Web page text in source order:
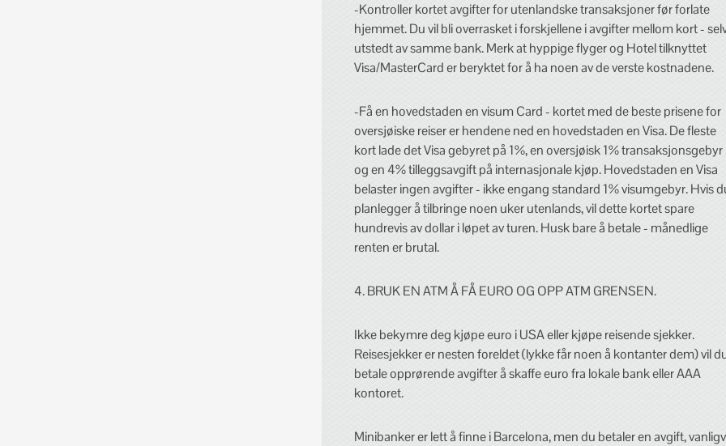
-Kontroller kortet avgifter for utenlandske transaksjoner før forlate
hjemmet. Du vil bli overrasket i forskjellene i avgifter mellom kort -
utstedt av samme bank. Merk at hyppige flyger og Hotel tilknyttet
Visa/MasterCard er beryktet for å ha noen av de verste kostnadene.
-Få en hovedstaden en visum Card - kortet med de beste prisene for
oversjøiske reiser er hendene ned en hovedstaden en Visa. De fleste
kort lade det Visa gebyret på 1%, en oversjøisk 1% transaksjonsgebyr
og en 4% tilleggsavgift på internasjonale kjøp. Hovedstaden en Visa
belaster ingen avgifter - ikke engang standard 1% visumgebyr. Hvis
planlegger å tilbringe noen uker utenlands, vil dette kortet spare
hundrevis av dollar i løpet av turen. Husk bare å betale - månedlige
renten er brutal.
4. BRUK EN ATM Å FÅ EURO OG OPP ATM GRENSEN.
Ikke bekymre deg kjøpe euro i USA eller kjøpe reisende sjekker.
Reisesjekker er nesten foreldet (lykke får noen å kontanter dem) vil
betale opprørende avgifter å skaffe euro fra lokale bank eller AAA
kontoret.
Minibanker er lett å finne i Barcelona, men du betaler en avgift,